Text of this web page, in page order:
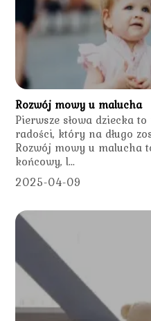
Rozwój mowy u malucha
Pierwsze słowa dziecka
radości, który na długo
Rozwój mowy u malucha
końcowy, l...
2025-04-09